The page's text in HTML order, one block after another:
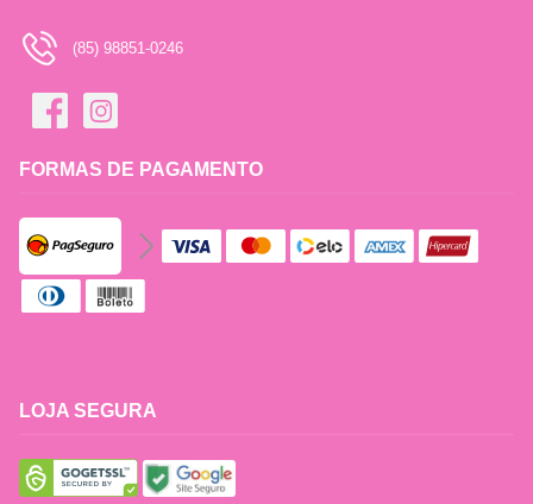
(85) 98851-0246
FORMAS DE PAGAMENTO
LOJA SEGURA